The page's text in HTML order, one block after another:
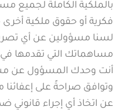
بالملكية الكاملة لجميع
فكرية أو حقوق ملكية
لسنا مسؤولين عن أي
مساهماتك التي تقدمها
أنت وحدك المسؤول عن
وتوافق صراحةً على إعفائنا
عن اتخاذ أي إجراء قانوني